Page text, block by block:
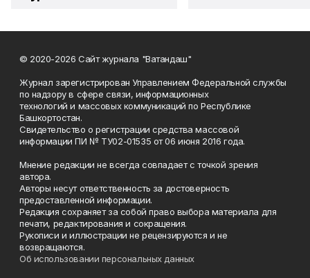
© 2020-2026 Сайт журнала "Ватандаш"
Журнал зарегистрирован Управлением Федеральной службы
по надзору в сфере связи, информационных
технологий и массовых коммуникаций по Республике
Башкортостан.
Свидетельство о регистрации средства массовой
информации ПИ № ТУ02-01535 от 06 июня 2016 года.
Мнение редакции не всегда совпадает с точкой зрения
автора.
Авторы несут ответственность за достоверность
предоставленной информации.
Редакция сохраняет за собой право выбора материала для
печати, редактирования и сокращения.
Рукописи и иллюстрации не рецензируются и не
возвращаются.
Об использовании персональных данных